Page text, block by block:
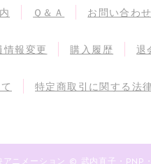
Ｑ＆Ａ お問い合わ
情報変更 購入履歴 退
特定商取引に関する法
メーション © 武内直子・PNP・